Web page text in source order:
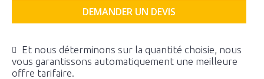
DEMANDER UN DEVIS
Et nous déterminons sur la quantité choisie, nous
vous garantissons automatiquement une meilleure
offre tarifaire.